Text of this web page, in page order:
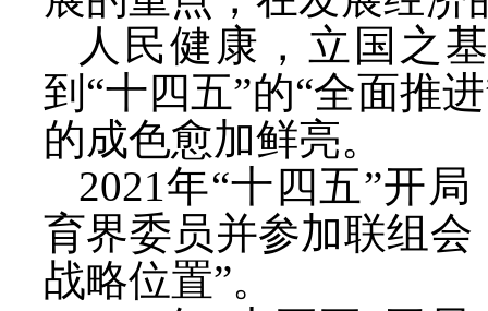
人民健康，立国之
到“十四五”的“全面推
的成色愈加鲜亮。
2021年“十四五”开
育界委员并参加联组
战略位置”。